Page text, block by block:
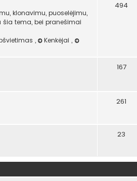
klonavimu, puoselėjimu,
šia tema, bei pranešimai
, Kenkėjai,
494
167
261
23